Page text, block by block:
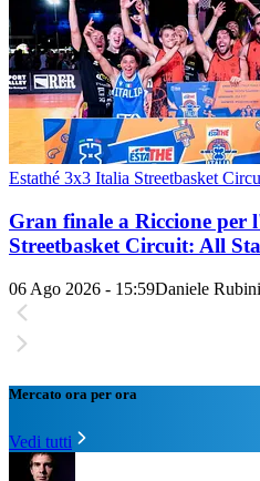
Estathé 3x3 Italia Streetbasket
Gran finale a Riccione per
Streetbasket Circuit: All
06 Ago 2026 - 15:59Daniele Rubini
Mercato ora per ora
Vedi tutti